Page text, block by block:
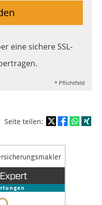
eine sichere SSL-
* Pflichtfeld
Seite teilen: